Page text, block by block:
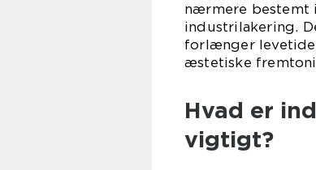
nærmere bestemt
industrilakering.
forlænger
æstetiske
Hvad er
vigtigt?